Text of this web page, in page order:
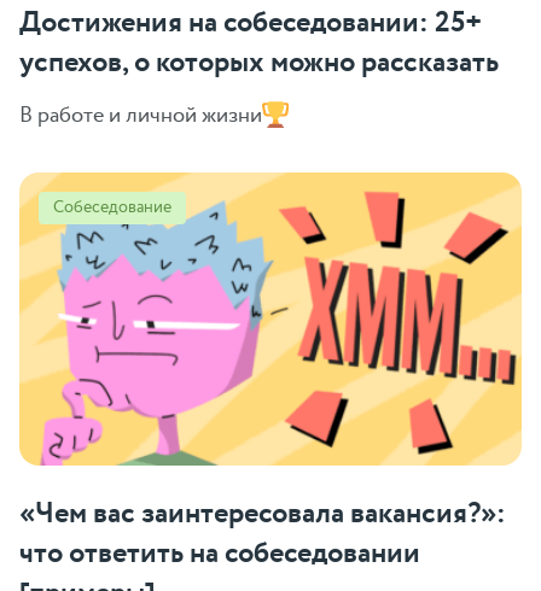
Достижения на собеседовании: 25+
успехов, о которых можно рассказать
В работе и личной жизни
Собеседование
«Чем вас заинтересовала вакансия?»:
что ответить на собеседовании